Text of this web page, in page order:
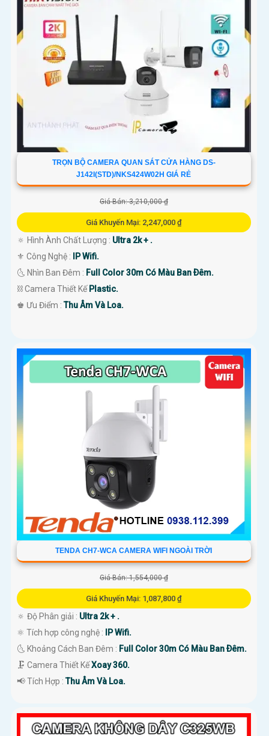
TRỌN BỘ CAMERA QUAN SÁT CỬA HÀNG DS-
J142I(STD)/NKS424W02H GIÁ RẺ
Giá Bán: 3,210,000 ₫
Giá Khuyến Mại: 2,247,000 ₫
🔅 Hình Ành Chất Lượng : Ultra 2k + .
⚜️ Công Nghệ :
IP Wifi.
🌜 Nhìn Ban Đêm : Full Color 30m Có Màu Ban Ðêm.
⛓ Camera Thiết Kế Plastic.
️♚ Ưu Điểm :Thu Âm Và Loa.
TENDA CH7-WCA CAMERA WIFI NGOÀI TRỜI
Giá Bán: 1,554,000 ₫
Giá Khuyến Mại: 1,087,800 ₫
🔅 Độ Phân giải : Ultra 2k + .
⚛️ Tích hợp công nghệ : IP Wifi.
🌜 Khoảng Cách Ban Đêm : Full Color 30m Có Màu Ban Ðêm.
🗜️ Camera Thiết KếXoay 360.
️📢 Tích Hợp :Thu Âm Và Loa.